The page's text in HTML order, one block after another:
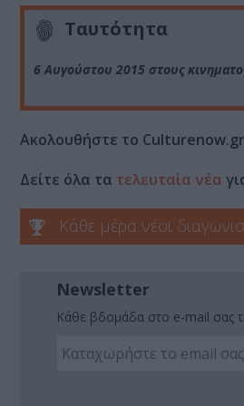
Ταυτότητα
6 Αυγούστου 2015 στους
Ακολουθήστε το
Δείτε όλα τα τελευταία νέα
Κάθε μέρα νέοι
Newsletter
Κάθε βδομάδα στο e-mail σας